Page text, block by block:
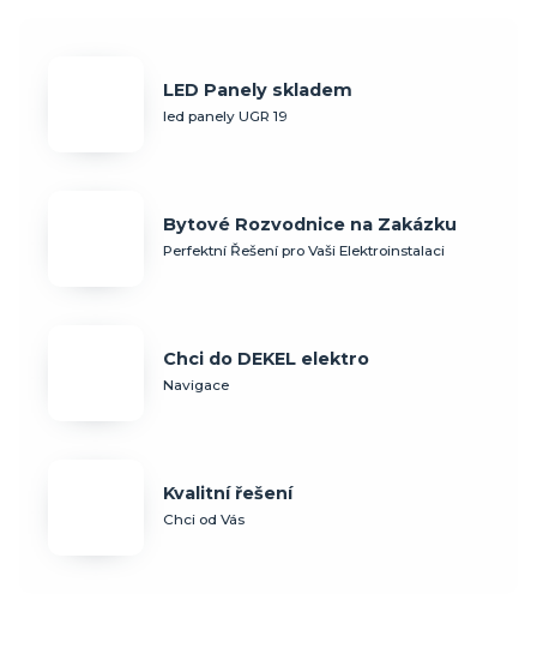
LED Panely skladem
led panely UGR 19
Bytové Rozvodnice na Zakázku
Perfektní Řešení pro Vaši Elektroinstalaci
Chci do DEKEL elektro
Navigace
Kvalitní řešení
Chci od Vás